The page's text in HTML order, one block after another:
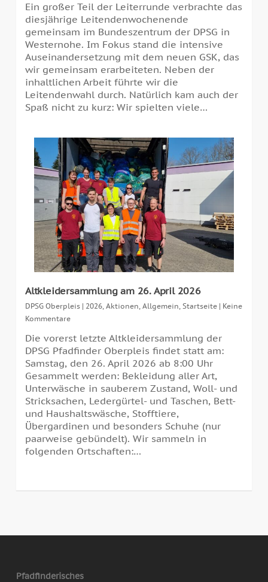
Ein großer Teil der Leiterrunde verbrachte das
diesjährige Leitendenwochenende
gemeinsam im Bundeszentrum der DPSG in
Westernohe. Im Fokus stand die intensive
Auseinandersetzung mit dem neuen GSK, das
wir gemeinsam erarbeiteten. Neben der
inhaltlichen Arbeit führte wir die
Leitendenwahl durch. Natürlich kam auch der
Spaß nicht zu kurz: Wir spielten viele…
Altkleidersammlung am 26. April 2026
DPSG Oberpleis | 2026, Aktionen Allgemein Startseite | Keine
Kommentare
Die vorerst letzte Altkleidersammlung der
DPSG Pfadfinder Oberpleis findet statt am:
Samstag, den 26. April 2026 ab 8:00 Uhr
Gesammelt werden: Bekleidung aller Art,
Unterwäsche in sauberem Zustand, Woll- und
Stricksachen, Ledergürtel- und Taschen, Bett-
und Haushaltswäsche, Stofftiere,
Übergardinen und besonders Schuhe (nur
paarweise gebündelt). Wir sammeln in
folgenden Ortschaften:…
Pfadfinderisches